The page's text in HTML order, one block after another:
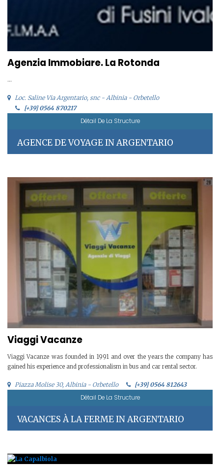
Agenzia Immobiare. La Rotonda
...
Loc. Saline Via Argentario, snc - Albinia - Orbetello
[+39] 0564 870217
Détail De La Structure
AGENCE DE VOYAGE IN ARGENTARIO
Viaggi Vacanze
Viaggi Vacanze was founded in 1991 and over the years the company has
gained his experience and professionalism in bus and car rental sector.
Piazza Molise 30, Albinia - Orbetello [+39] 0564 812643
Détail De La Structure
VACANCES À LA FERME IN ARGENTARIO